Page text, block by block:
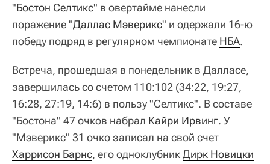
"Бостон Селтикс" в овертайме нанесли
поражение "Даллас Мэверикс" и одержали 16-ю
победу подряд в регулярном чемпионате НБА.
Встреча, прошедшая в понедельник в Далласе,
завершилась со счетом 110:102 (34:22, 19:27,
16:28, 27:19, 14:6) в пользу "Селтикс". В составе
"Бостона" 47 очков набрал Кайри Ирвинг. У
"Мэверикс" 31 очко записал на свой счет
Харрисон Барнс, его одноклубникДирк Новицки